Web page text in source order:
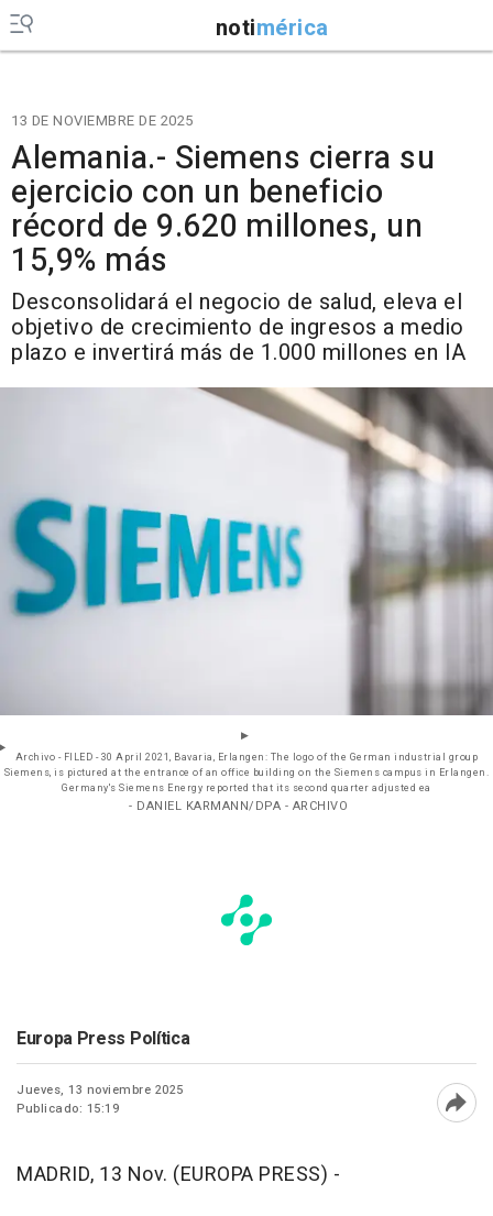
notimérica
13 DE NOVIEMBRE DE 2025
Alemania.- Siemens cierra su
ejercicio con un beneficio
récord de 9.620 millones, un
15,9% más
Desconsolidará el negocio de salud, eleva el
objetivo de crecimiento de ingresos a medio
plazo e invertirá más de 1.000 millones en IA
Archivo - FILED - 30 April 2021, Bavaria, Erlangen: The logo of the German industrial group
Siemens, is pictured at the entrance of an office building on the Siemens campus in Erlangen.
Germany's Siemens Energy reported that its second quarter adjusted ea
- DANIEL KARMANN/DPA - ARCHIVO
Europa Press Política
Jueves, 13 noviembre 2025
Publicado: 15:19
MADRID, 13 Nov. (EUROPA PRESS) -